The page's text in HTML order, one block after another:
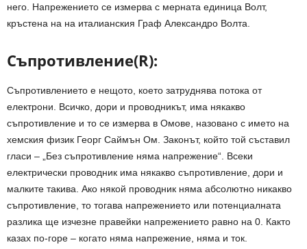
него. Напрежението се измерва с мерната единица Волт,
кръстена на на италианския Граф Александро Волта.
Съпротивление(R):
Съпротивлението е нещото, което затруднява потока от
електрони. Всичко, дори и проводникът, има някакво
съпротивление и то се измерва в Омове, назовано с името на
хемския физик Георг Саймън Ом. Законът, който той съставил
гласи – „Без съпротивление няма напрежение“. Всеки
електрически проводник има някакво съпротивление, дори и
малките такива. Ако някой проводник няма абсолютно никакво
съпротивление, то тогава напрежението или потенциалната
разлика ще изчезне правейки напрежението равно на 0. Както
казах по-горе – когато няма напрежение, няма и ток.